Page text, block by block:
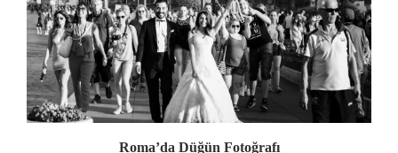
Roma’da Düğün Fotoğrafı